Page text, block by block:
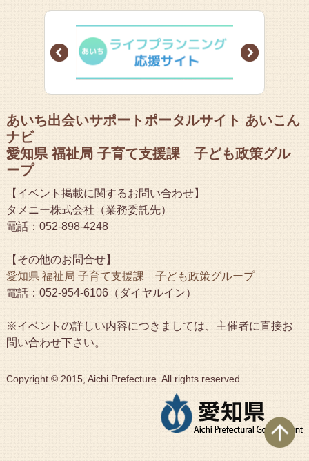
Prev Next
あいち出会いサポートポータルサイト あいこん
ナビ
愛知県 福祉局 子育て支援課 子ども政策グル
ープ
【イベント掲載に関するお問い合わせ】
タメニー株式会社（業務委託先）
電話：052-898-4248
【その他のお問合せ】
愛知県 福祉局 子育て支援課 子ども政策グループ
電話：052-954-6106（ダイヤルイン）
※イベントの詳しい内容につきましては、主催者に直接お
問い合わせ下さい。
Copyright © 2015, Aichi Prefecture. All rights reserved.